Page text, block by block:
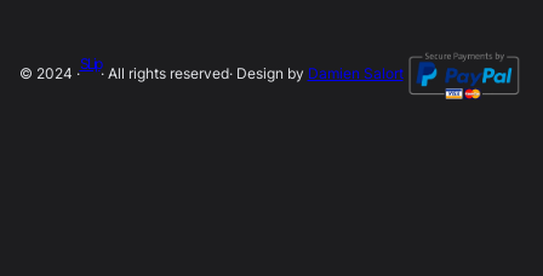
© 2024 ·
SLip
· All rights reserved· Design by Damien Salort